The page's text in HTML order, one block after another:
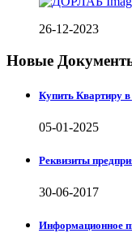
26-12-2023
Новые
Купить Квартиру
05-01-2025
Реквизиты
30-06-2017
Информационное